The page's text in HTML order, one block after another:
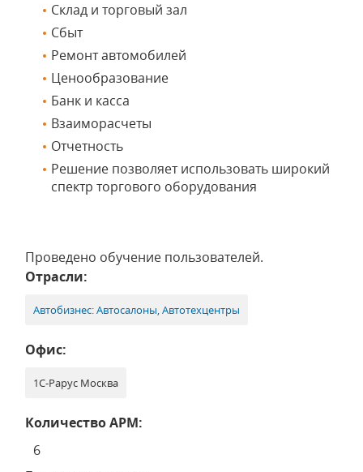
Склад и торговый зал
Сбыт
Ремонт автомобилей
Ценообразование
Банк и касса
Взаиморасчеты
Отчетность
Решение позволяет использовать широкий
спектр торгового оборудования
Проведено обучение пользователей.
Отрасли:
Автобизнес: Автосалоны, Автотехцентры
Офис:
1С-Рарус Москва
Количество АРМ:
6